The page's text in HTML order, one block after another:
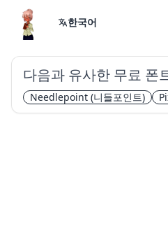
한국어
다음과 유사한 무료 폰
Needlepoint (니들포인트)